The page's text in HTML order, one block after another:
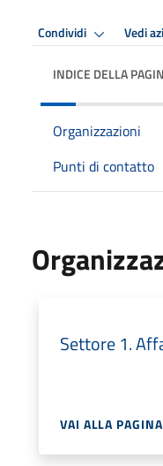
Condividi Vedi
INDICE DELLA
Organizzazioni
Punti di contatto
Settore 1.
VAI ALLA PAGINA